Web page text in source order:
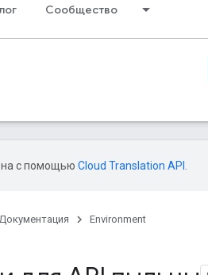
Сообщество
с помощью Cloud Translation API
Environment